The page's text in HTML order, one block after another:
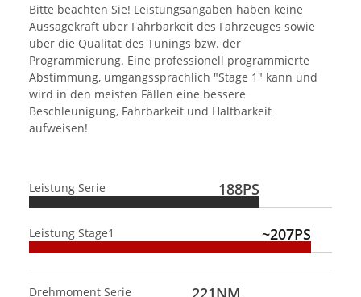
Bitte beachten Sie! Leistungsangaben haben keine
Aussagekraft über Fahrbarkeit des Fahrzeuges sowie
über die Qualität des Tunings bzw. der
Programmierung. Eine professionell programmierte
Abstimmung, umgangssprachlich "Stage 1" kann und
wird in den meisten Fällen eine bessere
Beschleunigung, Fahrbarkeit und Haltbarkeit
aufweisen!
Leistung Serie 188PS
Leistung Stage1 ~207PS
Drehmoment Serie 221NM